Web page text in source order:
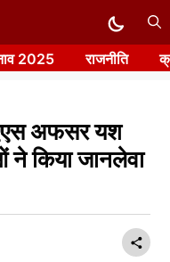
2025 राजनीति
अफसर यश
किया जानलेवा